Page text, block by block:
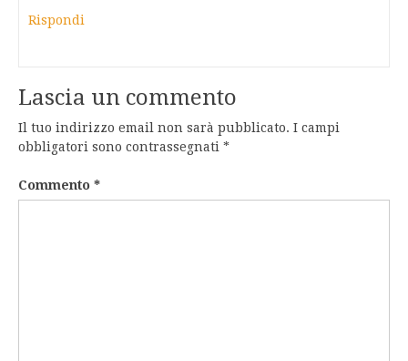
Rispondi
Lascia un commento
Il tuo indirizzo email non sarà pubblicato. I campi
obbligatori sono contrassegnati *
Commento *